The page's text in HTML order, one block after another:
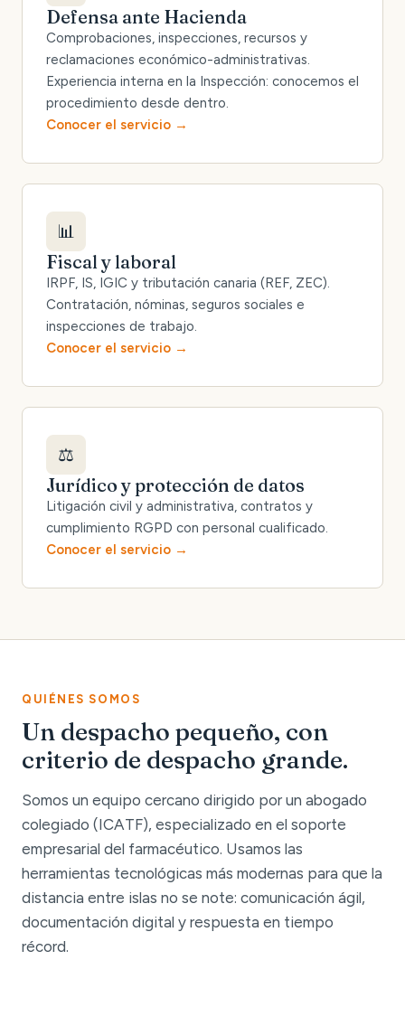
Defensa ante Hacienda
Comprobaciones, inspecciones, recursos y
reclamaciones económico-administrativas.
Experiencia interna en la Inspección: conocemos el
procedimiento desde dentro.
Conocer el servicio
📊
Fiscal y laboral
IRPF, IS, IGIC y tributación canaria (REF, ZEC).
Contratación, nóminas, seguros sociales e
inspecciones de trabajo.
Conocer el servicio
⚖️
Jurídico y protección de datos
Litigación civil y administrativa, contratos y
cumplimiento RGPD con personal cualificado.
Conocer el servicio
QUIÉNES SOMOS
Un despacho pequeño, con
criterio de despacho grande.
Somos un equipo cercano dirigido por un abogado
colegiado (ICATF), especializado en el soporte
empresarial del farmacéutico. Usamos las
herramientas tecnológicas más modernas para que la
distancia entre islas no se note: comunicación ágil,
documentación digital y respuesta en tiempo
récord.